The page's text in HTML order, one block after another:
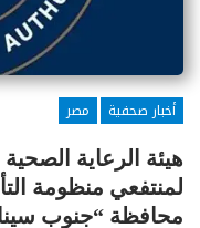
أخبار صحفية
مصر
هيئة الرعاية
لمنتفعي منظومة
محافظة “جنوب